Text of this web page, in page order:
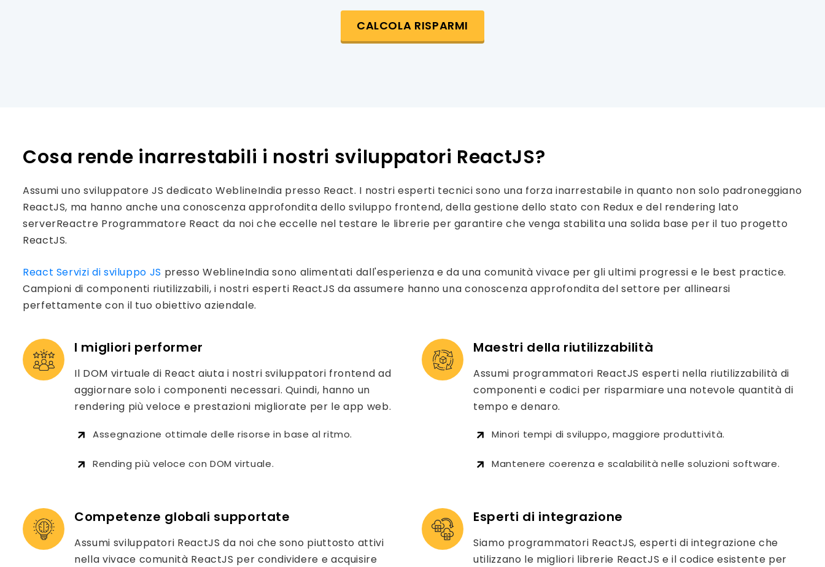
CALCOLA RISPARMI
Cosa rende inarrestabili i nostri sviluppatori ReactJS?
Assumi uno sviluppatore JS dedicato WeblineIndia presso React. I nostri esperti tecnici sono una forza inarrestabile in quanto non solo padroneggiano
ReactJS, ma hanno anche una conoscenza approfondita dello sviluppo frontend, della gestione dello stato con Redux e del rendering lato
serverReactre Programmatore React da noi che eccelle nel testare le librerie per garantire che venga stabilita una solida base per il tuo progetto
ReactJS.
React Servizi di sviluppo JS presso WeblineIndia sono alimentati dall'esperienza e da una comunità vivace per gli ultimi progressi e le best practice.
Campioni di componenti riutilizzabili, i nostri esperti ReactJS da assumere hanno una conoscenza approfondita del settore per allinearsi
perfettamente con il tuo obiettivo aziendale.
I migliori performer
Il DOM virtuale di React aiuta i nostri sviluppatori frontend ad
aggiornare solo i componenti necessari. Quindi, hanno un
rendering più veloce e prestazioni migliorate per le app web.
Assegnazione ottimale delle risorse in base al ritmo.
Rending più veloce con DOM virtuale.
Maestri della riutilizzabilità
Assumi programmatori ReactJS esperti nella riutilizzabilità di
componenti e codici per risparmiare una notevole quantità di
tempo e denaro.
Minori tempi di sviluppo, maggiore produttività.
Mantenere coerenza e scalabilità nelle soluzioni software.
Competenze globali supportate
Assumi sviluppatori ReactJS da noi che sono piuttosto attivi
nella vivace comunità ReactJS per condividere e acquisire
Esperti di integrazione
Siamo programmatori ReactJS, esperti di integrazione che
utilizzano le migliori librerie ReactJS e il codice esistente per